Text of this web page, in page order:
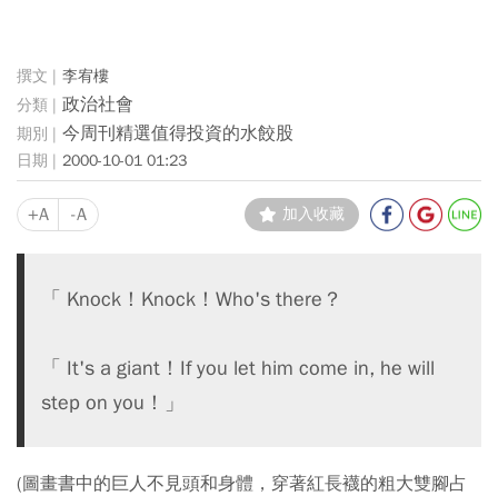
李宥樓
政治社會
今周刊精選值得投資的水餃股
2000-10-01 01:23
+A -A 加入收藏
「 Knock！Knock！Who's there？
「 It's a giant！If you let him come in, he will
step on you！」
(圖畫書中的巨人不見頭和身體，穿著紅長襪的粗大雙腳占